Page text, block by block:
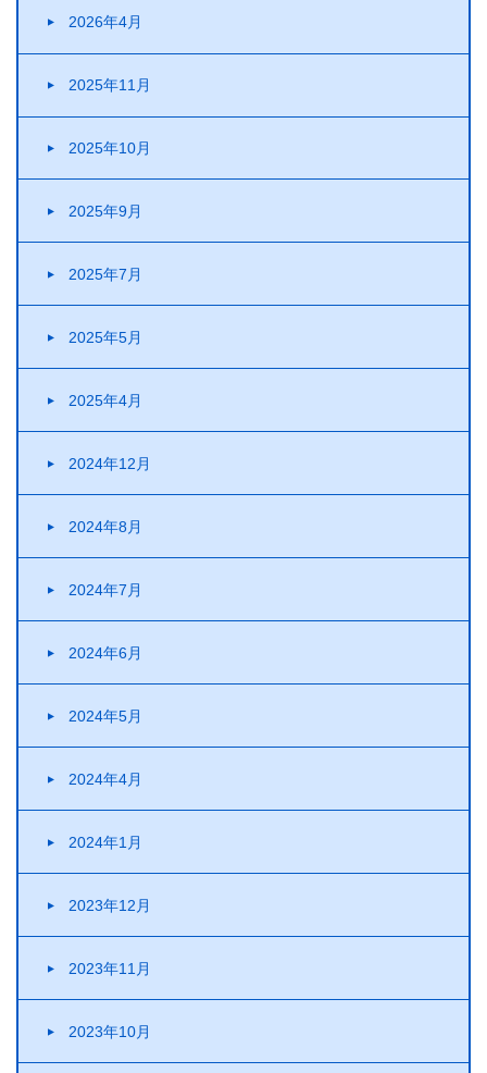
2026年4月
2025年11月
2025年10月
2025年9月
2025年7月
2025年5月
2025年4月
2024年12月
2024年8月
2024年7月
2024年6月
2024年5月
2024年4月
2024年1月
2023年12月
2023年11月
2023年10月